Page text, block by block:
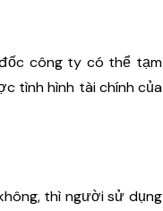
công ty có thể tạm
tình hình tài chính của
thì người sử dụng